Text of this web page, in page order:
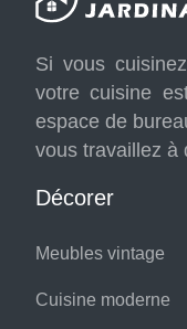
Si vous
votre cuisine
espace de
vous travaillez à
Décorer
Meubles vintage
Cuisine moderne